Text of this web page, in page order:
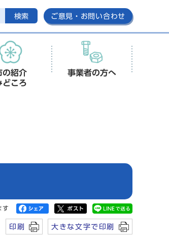
検索 ご意見・お問い合わせ
の紹介
どころ
事業者の方へ
す
印刷 大きな文字で印刷